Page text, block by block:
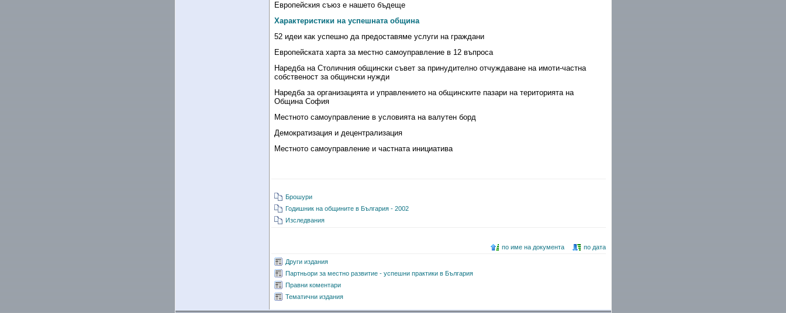
Европейския съюз е нашето бъдеще
Характеристики на успешната община
52 идеи как успешно да предоставяме услуги на граждани
Европейската харта за местно самоуправление в 12 въпроса
Наредба на Столичния общински съвет за принудително отчуждаване на имоти-частна
собственост за общински нужди
Наредба за организацията и управлението на общинските пазари на територията на
Община София
Местното самоуправление в условията на валутен борд
Демократизация и децентрализация
Местното самоуправление и частната инициатива
Брошури
Годишник на общините в България - 2002
Изследвания
по име на документа по дата
Други издания
Партньори за местно развитие - успешни практики в България
Правни коментари
Тематични издания